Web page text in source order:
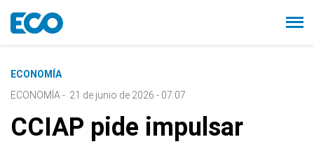
ECONOMÍA
ECONOMÍA - 21 de junio de 2026 - 07:07
CCIAP pide impulsar